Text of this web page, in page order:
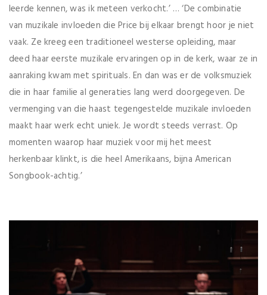
leerde kennen, was ik meteen verkocht.’ … ‘De combinatie
van muzikale invloeden die Price bij elkaar brengt hoor je niet
vaak. Ze kreeg een traditioneel westerse opleiding, maar
deed haar eerste muzikale ervaringen op in de kerk, waar ze in
aanraking kwam met spirituals. En dan was er de volksmuziek
die in haar familie al generaties lang werd doorgegeven. De
vermenging van die haast tegengestelde muzikale invloeden
maakt haar werk echt uniek. Je wordt steeds verrast. Op
momenten waarop haar muziek voor mij het meest
herkenbaar klinkt, is die heel Amerikaans, bijna American
Songbook-achtig.’